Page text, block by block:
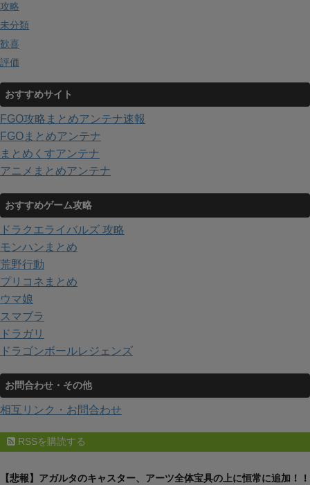
攻略
未分類
歓喜
評価
おすすめサイト
FGO攻略まとめアンテナ速報
FGOまとめアンテナ
まとめくすアンテナ
アニメまとめアンテナ
おすすめゲーム攻略
ドラクエライバルズ 攻略
モンハンまとめ
荒野行動
プリコネまとめ
ウマ娘
スマブラ
ドラガリ
ドラゴンボールレジェンズ
お問合わせ・その他
相互リンク・お問合わせ
RSSを購読する
【悲報】アガルタのキャスター、アーツ全体宝具の上に恒常に追加！！